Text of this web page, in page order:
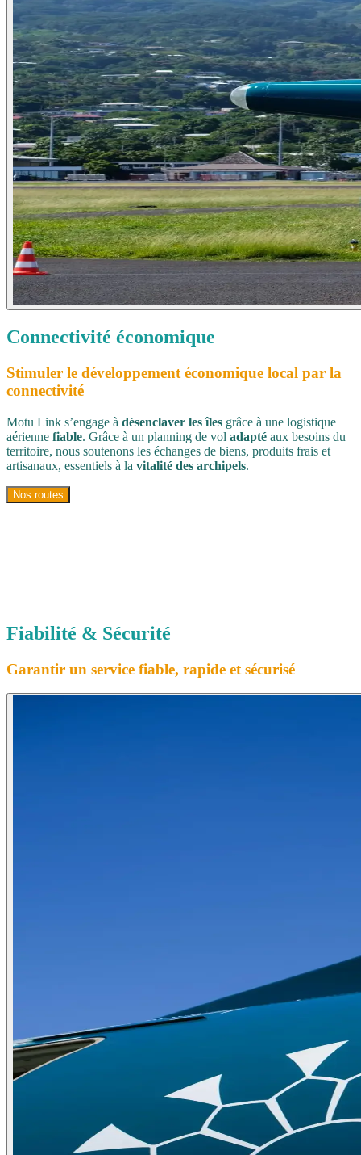
Connectivité économique
Stimuler le développement économique local par la
connectivité
Motu Link s’engage à désenclaver les îles grâce à une logistique
aérienne fiable. Grâce à un planning de vol adapté aux besoins du
territoire, nous soutenons les échanges de biens, produits frais et
artisanaux, essentiels à la vitalité des archipels.
Nos routes
Fiabilité & Sécurité
Garantir un service fiable, rapide et sécurisé